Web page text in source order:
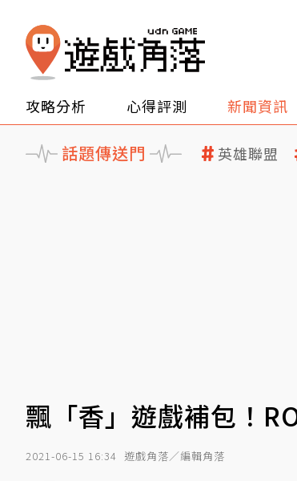
攻略分析 心得評測 新聞資訊
話題傳送門 英雄聯盟
飄「香」遊戲補包！
2021-06-15 16:34 遊戲角落／編輯角落